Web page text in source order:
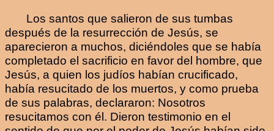
Los santos que salieron de sus tumbas
después de la resurrección de Jesús, se
aparecieron a muchos, diciéndoles que se había
completado el sacrificio en favor del hombre, que
Jesús, a quien los judíos habían crucificado,
había resucitado de los muertos, y como prueba
de sus palabras, declararon: Nosotros
resucitamos con él. Dieron testimonio en el